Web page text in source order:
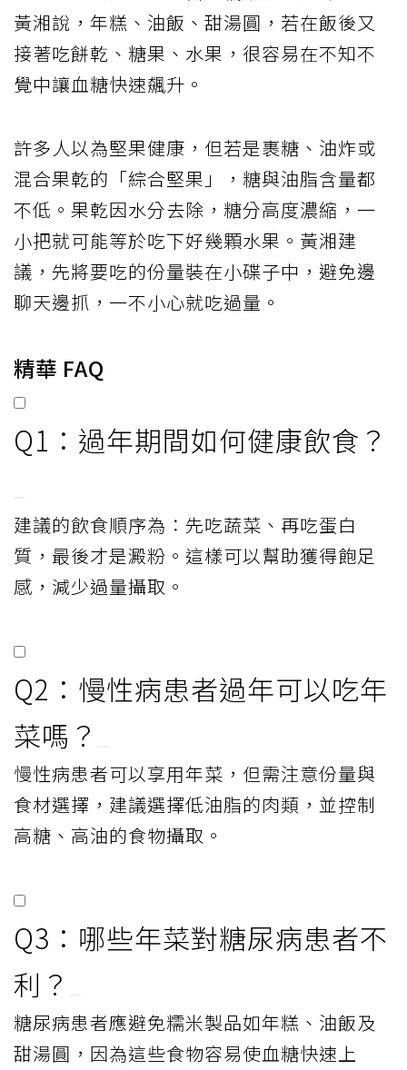
黃湘說，年糕、油飯、甜湯圓，若在飯後又
接著吃餅乾、糖果、水果，很容易在不知不
覺中讓血糖快速飆升。
許多人以為堅果健康，但若是裹糖、油炸或
混合果乾的「綜合堅果」，糖與油脂含量都
不低。果乾因水分去除，糖分高度濃縮，一
小把就可能等於吃下好幾顆水果。黃湘建
議，先將要吃的份量裝在小碟子中，避免邊
聊天邊抓，一不小心就吃過量。
精華 FAQ
Q1：過年期間如何健康飲食？
建議的飲食順序為：先吃蔬菜、再吃蛋白
質，最後才是澱粉。這樣可以幫助獲得飽足
感，減少過量攝取。
Q2：慢性病患者過年可以吃年
菜嗎？
慢性病患者可以享用年菜，但需注意份量與
食材選擇，建議選擇低油脂的肉類，並控制
高糖、高油的食物攝取。
Q3：哪些年菜對糖尿病患者不
利？
糖尿病患者應避免糯米製品如年糕、油飯及
甜湯圓，因為這些食物容易使血糖快速上